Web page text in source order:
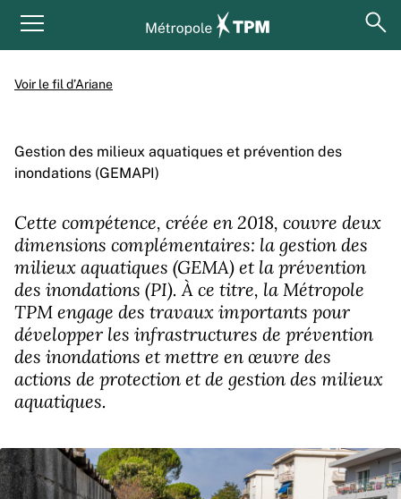
Menu principal
Voir le fil d’Ariane
Gestion des milieux aquatiques et prévention des
inondations (GEMAPI)
Cette compétence, créée en 2018, couvre deux
dimensions complémentaires: la gestion des
milieux aquatiques (GEMA) et la prévention
des inondations (PI). À ce titre, la Métropole
TPM engage des travaux importants pour
développer les infrastructures de prévention
des inondations et mettre en œuvre des
actions de protection et de gestion des milieux
aquatiques.